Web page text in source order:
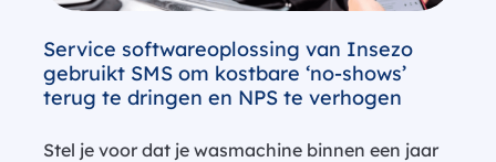
Service softwareoplossing van Insezo
gebruikt SMS om kostbare ‘no-shows’
terug te dringen en NPS te verhogen
Stel je voor dat je wasmachine binnen een jaar